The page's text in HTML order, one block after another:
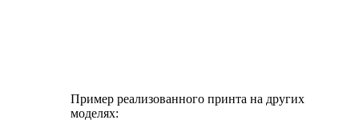
Пример реализованного принта на других
моделях: